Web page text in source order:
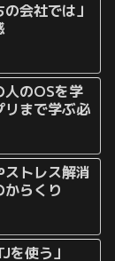
の会社では」
人のOSを学
リまで学ぶ必
ストレス解消
からくり
を使う」